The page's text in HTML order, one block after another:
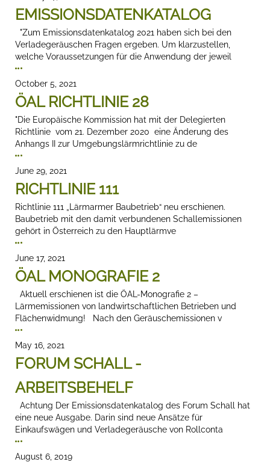
EMISSIONSDATENKATALOG
"Zum Emissionsdatenkatalog 2021 haben sich bei den
Verladegeräuschen Fragen ergeben. Um klarzustellen,
welche Voraussetzungen für die Anwendung der jeweil
October 5, 2021
ÖAL RICHTLINIE 28
"Die Europäische Kommission hat mit der Delegierten
Richtlinie vom 21. Dezember 2020 eine Änderung des
Anhangs II zur Umgebungslärmrichtlinie zu de
June 29, 2021
RICHTLINIE 111
Richtlinie 111 „Lärmarmer Baubetrieb“ neu erschienen.
Baubetrieb mit den damit verbundenen Schallemissionen
gehört in Österreich zu den Hauptlärmve
June 17, 2021
ÖAL MONOGRAFIE 2
Aktuell erschienen ist die ÖAL-Monografie 2 –
Lärmemissionen von landwirtschaftlichen Betrieben und
Flächenwidmung! Nach den Geräuschemissionen v
May 16, 2021
FORUM SCHALL -
ARBEITSBEHELF
Achtung Der Emissionsdatenkatalog des Forum Schall hat
eine neue Ausgabe. Darin sind neue Ansätze für
Einkaufswägen und Verladegeräusche von Rollconta
August 6, 2019